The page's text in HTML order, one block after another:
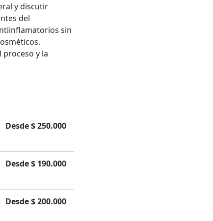
y discutir
del
sin
y la
Desde $ 250.000
Desde $ 190.000
Desde $ 200.000